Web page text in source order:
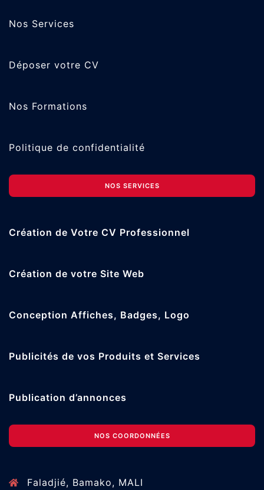
Nos Services
Déposer votre CV
Nos Formations
Politique de confidentialité
NOS SERVICES
Création de Votre CV Professionnel
Création de votre Site Web
Conception Affiches, Badges, Logo
Publicités de vos Produits et Services
Publication d’annonces
NOS COORDONNÉES
Faladjié, Bamako, MALI